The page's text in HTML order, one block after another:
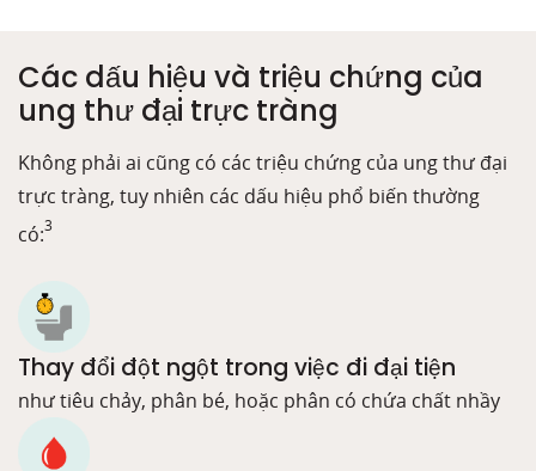
Các dấu hiệu và triệu chứng của
ung thư đại trực tràng
Không phải ai cũng có các triệu chứng của ung thư đại
trực tràng, tuy nhiên các dấu hiệu phổ biến thường
có:3
Thay đổi đột ngột trong việc đi đại tiện
như tiêu chảy, phân bé, hoặc phân có chứa chất nhầy